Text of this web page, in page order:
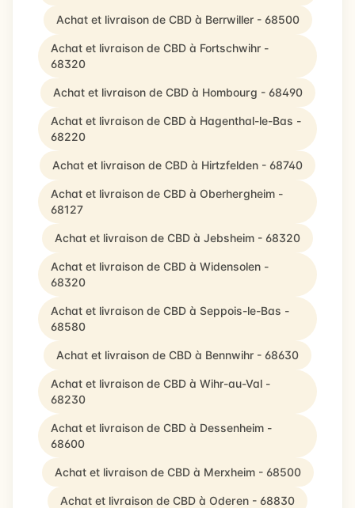
Achat et livraison de CBD à Berrwiller - 68500
Achat et livraison de CBD à Fortschwihr -
68320
Achat et livraison de CBD à Hombourg - 68490
Achat et livraison de CBD à Hagenthal-le-Bas -
68220
Achat et livraison de CBD à Hirtzfelden - 68740
Achat et livraison de CBD à Oberhergheim -
68127
Achat et livraison de CBD à Jebsheim - 68320
Achat et livraison de CBD à Widensolen -
68320
Achat et livraison de CBD à Seppois-le-Bas -
68580
Achat et livraison de CBD à Bennwihr - 68630
Achat et livraison de CBD à Wihr-au-Val -
68230
Achat et livraison de CBD à Dessenheim -
68600
Achat et livraison de CBD à Merxheim - 68500
Achat et livraison de CBD à Oderen - 68830